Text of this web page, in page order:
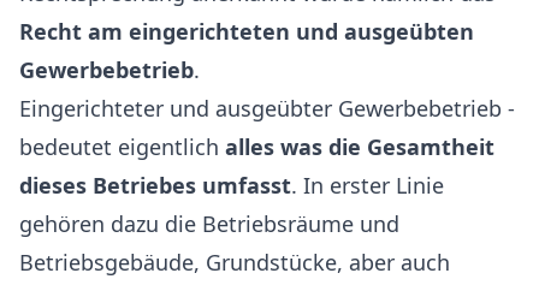
Recht am eingerichteten und ausgeübten
Gewerbebetrieb.
Eingerichteter und ausgeübter Gewerbebetrieb -
bedeutet eigentlich alles was die Gesamtheit
dieses Betriebes umfasst. In erster Linie
gehören dazu die Betriebsräume und
Betriebsgebäude, Grundstücke, aber auch